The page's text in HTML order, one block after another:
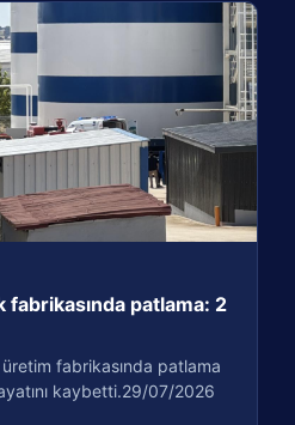
fabrikasında patlama: 2
fabrikasında patlama
kaybetti.29/07/2026